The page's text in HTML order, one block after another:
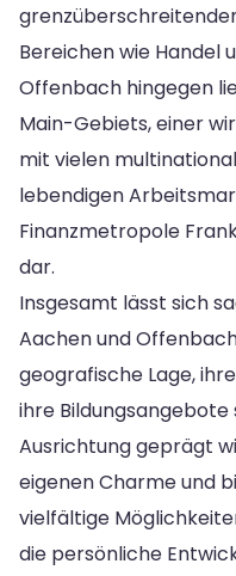
Bereichen wie Handel
Offenbach hingegen
Main-Gebiets, einer
mit vielen
lebendigen
Finanzmetropole
dar.
Insgesamt lässt sich
Aachen und
geografische Lage,
ihre
Ausrichtung geprägt
eigenen Charme und
vielfältige
die persönliche